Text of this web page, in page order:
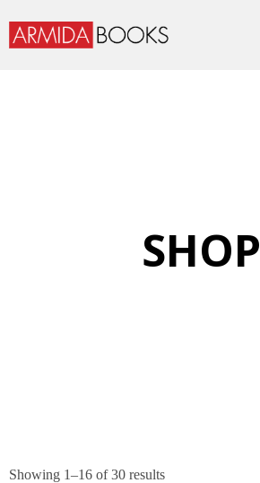
SHOP
Showing 1–16 of 30 results